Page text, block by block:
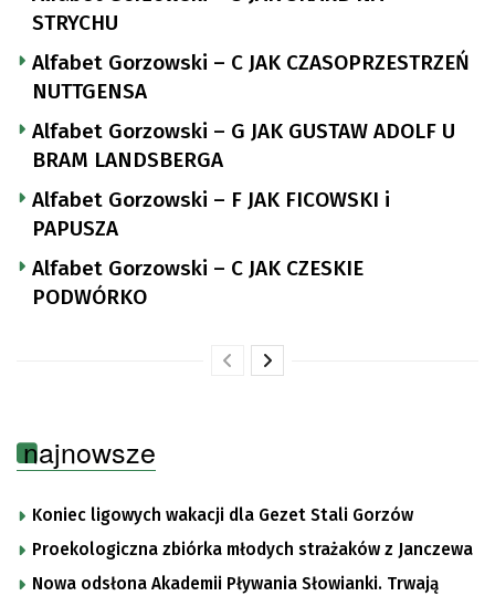
STRYCHU
Alfabet Gorzowski – C JAK CZASOPRZESTRZEŃ
NUTTGENSA
Alfabet Gorzowski – G JAK GUSTAW ADOLF U
BRAM LANDSBERGA
Alfabet Gorzowski – F JAK FICOWSKI i
PAPUSZA
Alfabet Gorzowski – C JAK CZESKIE
PODWÓRKO
najnowsze
Koniec ligowych wakacji dla Gezet Stali Gorzów
Proekologiczna zbiórka młodych strażaków z Janczewa
Nowa odsłona Akademii Pływania Słowianki. Trwają